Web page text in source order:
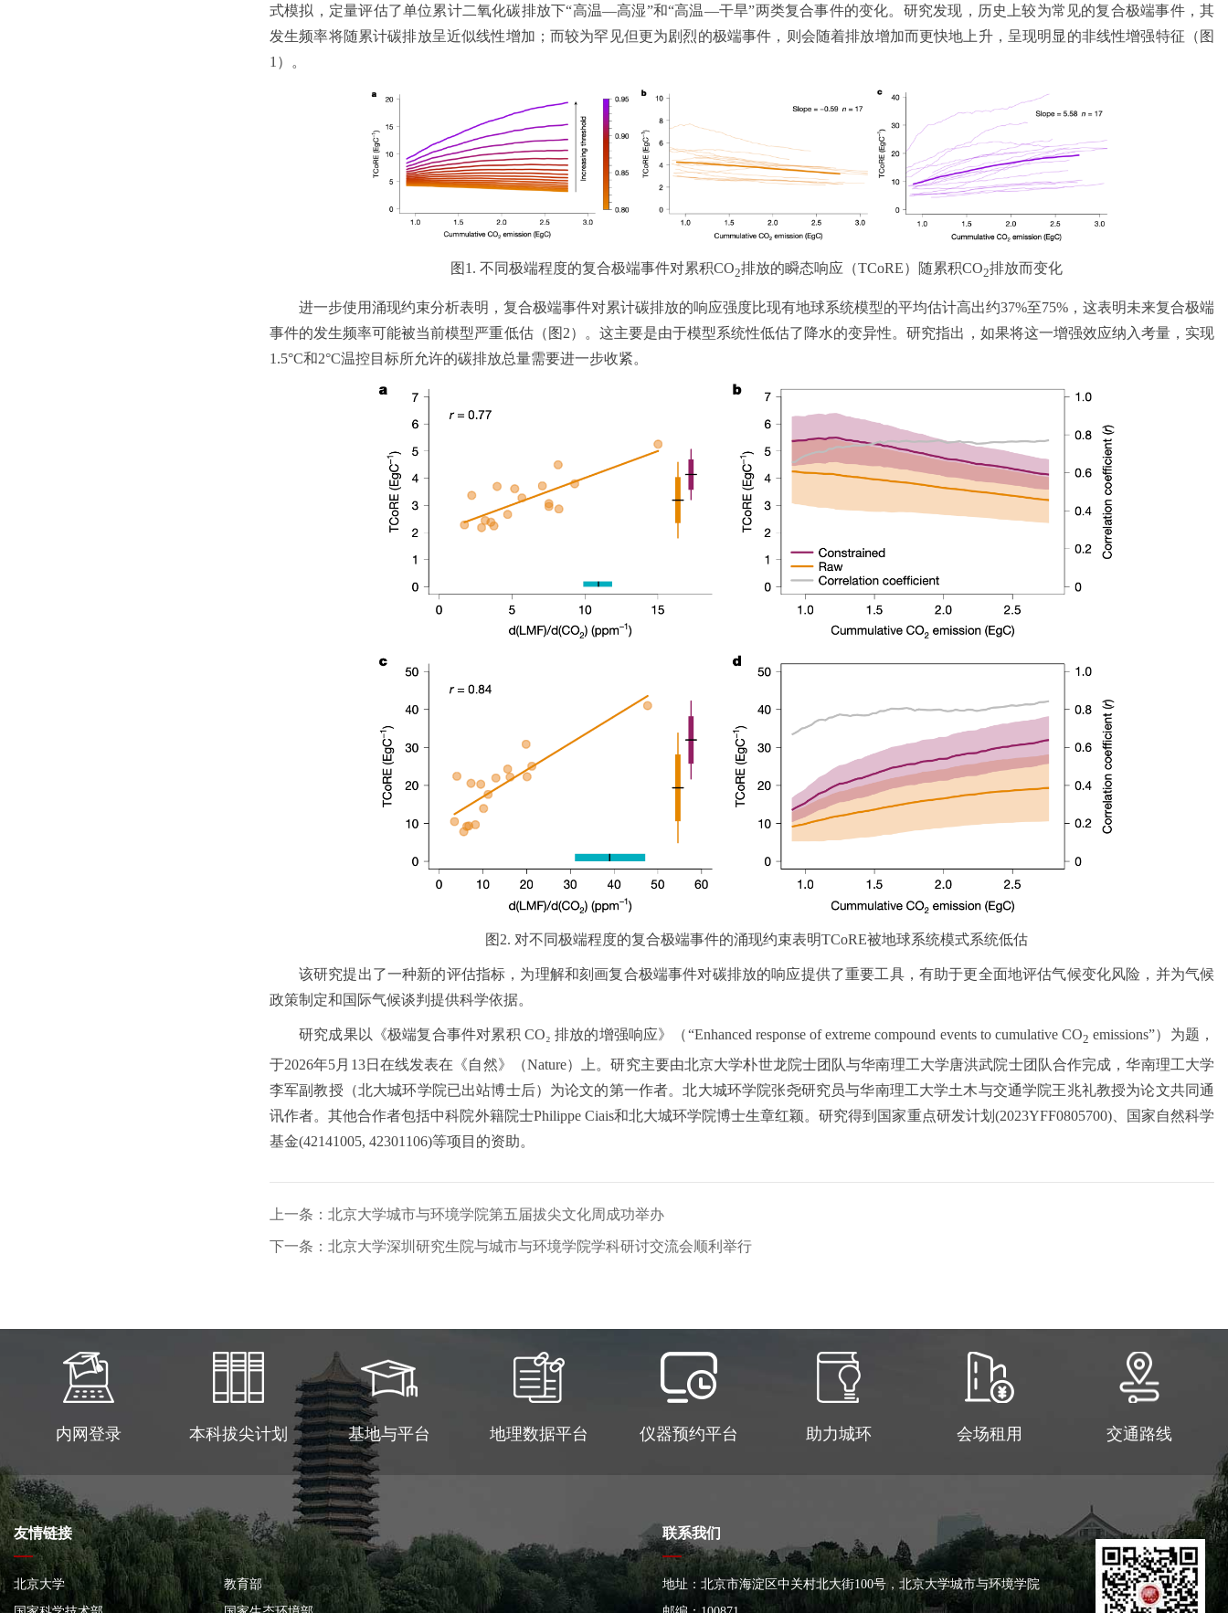
式模拟，定量评估了单位累计二氧化碳排放下“高温—高湿”和“高温—干旱”两类复合事件的变化。研究发现，历史上较为常见的复合极端事件，其
发生频率将随累计碳排放呈近似线性增加；而较为罕见但更为剧烈的极端事件，则会随着排放增加而更快地上升，呈现明显的非线性增强特征（图
1）。
图1. 不同极端程度的复合极端事件对累积CO2排放的瞬态响应（TCoRE）随累积CO2排放而变化
进一步使用涌现约束分析表明，复合极端事件对累计碳排放的响应强度比现有地球系统模型的平均估计高出约37%至75%，这表明未来复合极端
事件的发生频率可能被当前模型严重低估（图2）。这主要是由于模型系统性低估了降水的变异性。研究指出，如果将这一增强效应纳入考量，实现
1.5°C和2°C温控目标所允许的碳排放总量需要进一步收紧。
图2. 对不同极端程度的复合极端事件的涌现约束表明TCoRE被地球系统模式系统低估
该研究提出了一种新的评估指标，为理解和刻画复合极端事件对碳排放的响应提供了重要工具，有助于更全面地评估气候变化风险，并为气候
政策制定和国际气候谈判提供科学依据。
研究成果以《极端复合事件对累积 CO₂ 排放的增强响应》（“Enhanced response of extreme compound events to cumulative CO2 emissions”）为题，
于2026年5月13日在线发表在《自然》（Nature）上。研究主要由北京大学朴世龙院士团队与华南理工大学唐洪武院士团队合作完成，华南理工大学
李军副教授（北大城环学院已出站博士后）为论文的第一作者。北大城环学院张尧研究员与华南理工大学土木与交通学院王兆礼教授为论文共同通
讯作者。其他合作者包括中科院外籍院士Philippe Ciais和北大城环学院博士生章红颖。研究得到国家重点研发计划(2023YFF0805700)、国家自然科学
基金(42141005, 42301106)等项目的资助。
上一条：北京大学城市与环境学院第五届拔尖文化周成功举办
下一条：北京大学深圳研究生院与城市与环境学院学科研讨交流会顺利举行
内网登录 本科拔尖计划 基地与平台 地理数据平台 仪器预约平台 助力城环 会场租用 交通路线
友情链接
北京大学
教育部
联系我们
地址：北京市海淀区中关村北大街100号，北京大学城市与环境学院